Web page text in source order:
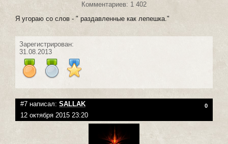
Комментариев: 1 402
Я угораю со слов - " раздавленные как лепешка."
Зарегистрирован:
31.08.2013
#7 написал: SALLAK 0
12 октября 2015 23:20